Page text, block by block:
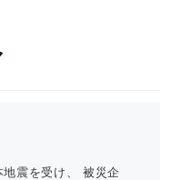
震を受け、 被災企